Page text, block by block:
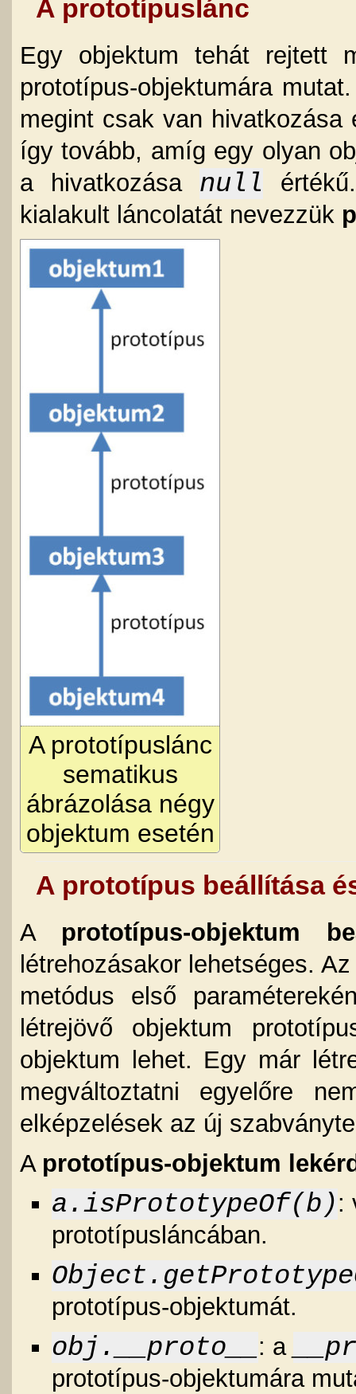
A prototípuslánc
Egy objektum tehát rejtett
prototípus-objektumára
megint csak van
így tovább, amíg egy olyan
a hivatkozása null
kialakult láncolatát nevezzük
A prototípuslánc
sematikus
ábrázolása négy
objektum esetén
A prototípus beállítása
A prototípus-objektum
létrehozásakor lehetséges.
metódus első
létrejövő objektum
objektum lehet. Egy már
megváltoztatni egyelőre
elképzelések az új
A prototípus-objektum
a.isPrototypeOf(b):
prototípusláncában.
prototípus-objektumát.
obj.__proto__ : a
prototípus-objektumára